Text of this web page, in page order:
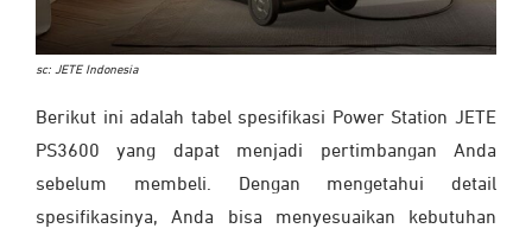
sc: JETE Indonesia
Berikut ini adalah tabel spesifikasi Power Station JETE
PS3600 yang dapat menjadi pertimbangan Anda
sebelum membeli. Dengan mengetahui detail
spesifikasinya, Anda bisa menyesuaikan kebutuhan